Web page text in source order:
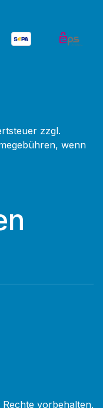
zzgl.
wenn
vorbehalten.